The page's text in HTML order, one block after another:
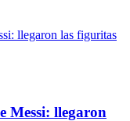
Messi: llegaron